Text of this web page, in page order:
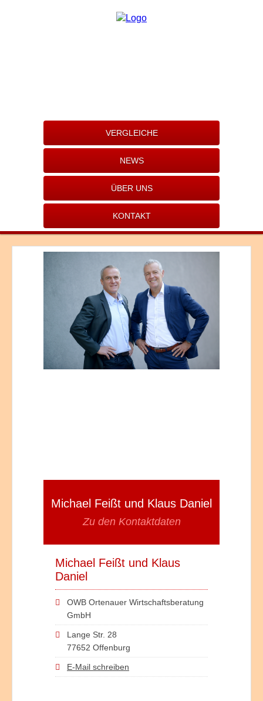
VERGLEICHE
NEWS
ÜBER UNS
KONTAKT
Michael Feißt und Klaus Daniel
Zu den Kontaktdaten
Michael Feißt und Klaus
Daniel
OWB Ortenauer Wirtschaftsberatung
GmbH
Lange Str. 28
77652 Offenburg
E-Mail schreiben